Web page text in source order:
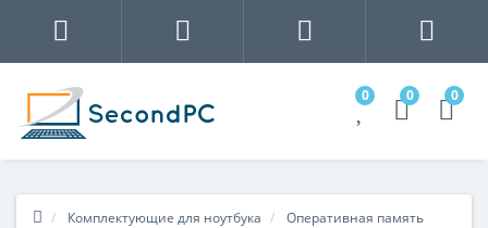
0 0 0
Комплектующие для ноутбука Оперативная память